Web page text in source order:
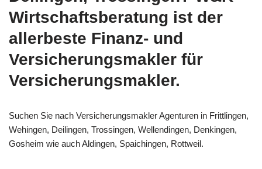
Wirtschaftsberatung ist der
allerbeste Finanz- und
Versicherungsmakler für
Versicherungsmakler.
Suchen Sie nach Versicherungsmakler Agenturen in Frittlingen,
Wehingen, Deilingen, Trossingen, Wellendingen, Denkingen,
Gosheim wie auch Aldingen, Spaichingen, Rottweil.